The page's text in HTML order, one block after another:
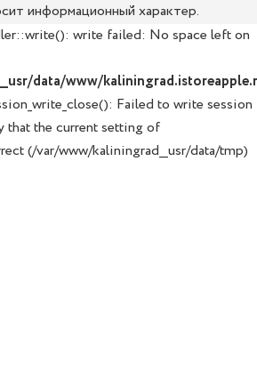
информационный характер.
write failed: No space left on
data/www/
Failed to write session
that the current setting of
(/var/www/kaliningrad__usr/data/tmp)